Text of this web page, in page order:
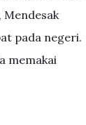
Mendesak
pada negeri.
memakai